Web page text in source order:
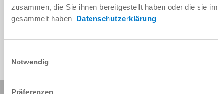
zusammen, die Sie ihnen bereitgestellt haben oder die sie
gesammelt haben. Datenschutzerklärung
Notwendig
Präferenzen
Télécharger